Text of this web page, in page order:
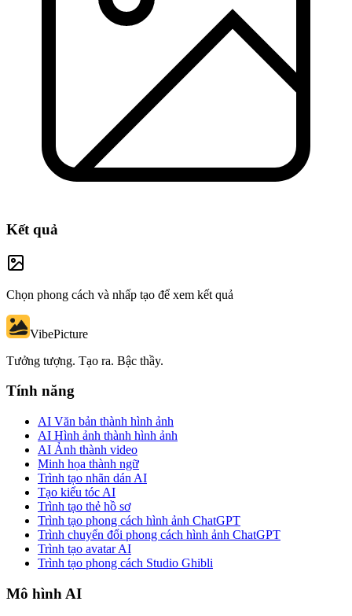
Kết quả
Chọn phong cách và nhấp tạo để xem kết quả
VibePicture
Tưởng tượng. Tạo ra. Bậc thầy.
Tính năng
AI Văn bản thành hình ảnh
AI Hình ảnh thành hình ảnh
AI Ảnh thành video
Minh họa thành ngữ
Trình tạo nhãn dán AI
Tạo kiểu tóc AI
Trình tạo thẻ hồ sơ
Trình tạo phong cách hình ảnh ChatGPT
Trình chuyển đổi phong cách hình ảnh ChatGPT
Trình tạo avatar AI
Trình tạo phong cách Studio Ghibli
Mô hình AI